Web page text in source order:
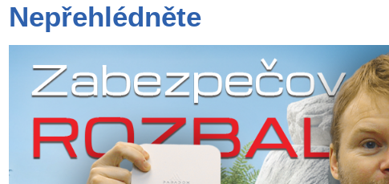
Nepřehlédněte